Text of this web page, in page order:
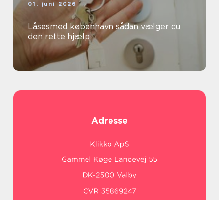
01. juni 2026
Låsesmed københavn sådan vælger du
den rette hjælp
Adresse